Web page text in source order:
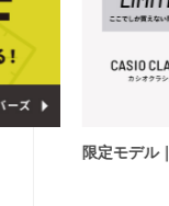
限定モデル